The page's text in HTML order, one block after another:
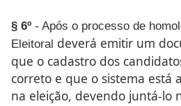
§ 6º - Após o processo de
Eleitoral deverá emitir um
que o cadastro dos
correto e que o sistema está
na eleição, devendo juntá-lo